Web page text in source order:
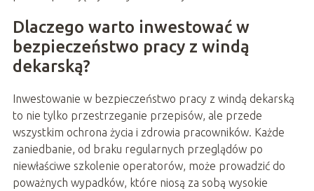
Dlaczego warto inwestować w
bezpieczeństwo pracy z windą
dekarską?
Inwestowanie w bezpieczeństwo pracy z windą dekarską
to nie tylko przestrzeganie przepisów, ale przede
wszystkim ochrona życia i zdrowia pracowników. Każde
zaniedbanie, od braku regularnych przeglądów po
niewłaściwe szkolenie operatorów, może prowadzić do
poważnych wypadków, które niosą za sobą wysokie